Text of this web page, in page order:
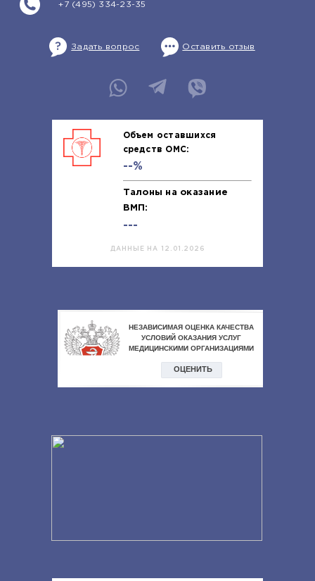
+7 (495) 334-23-35
Задать вопрос Оставить отзыв
Объем оставшихся
средств ОМС:
--%
Талоны на оказание
ВМП:
---
ДАННЫЕ НА 12.01.2026